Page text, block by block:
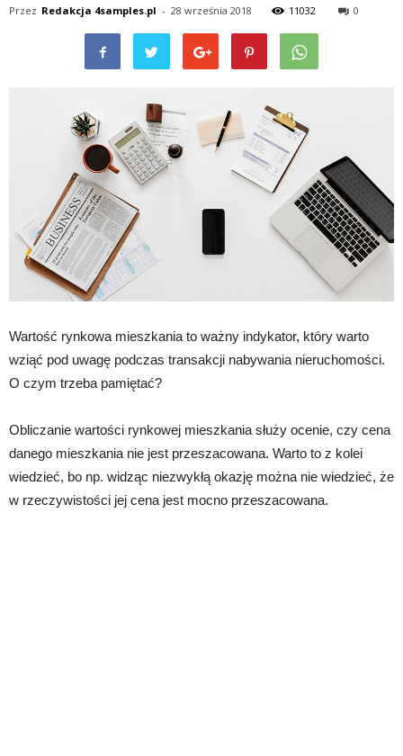
Przez Redakcja 4samples.pl - 28 września 2018 11032 0
Wartość rynkowa mieszkania to ważny indykator, który warto
wziąć pod uwagę podczas transakcji nabywania nieruchomości.
O czym trzeba pamiętać?
Obliczanie wartości rynkowej mieszkania służy ocenie, czy cena
danego mieszkania nie jest przeszacowana. Warto to z kolei
wiedzieć, bo np. widząc niezwykłą okazję można nie wiedzieć, że
w rzeczywistości jej cena jest mocno przeszacowana.